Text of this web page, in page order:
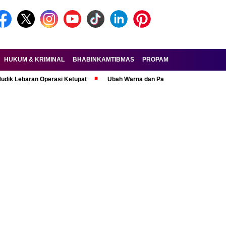
HUKUM & KRIMINAL BHABINKAMTIBMAS PROPAM
Operasi Ketupat Ubah Warna dan Pasang Pelat Palsu, Pelaku